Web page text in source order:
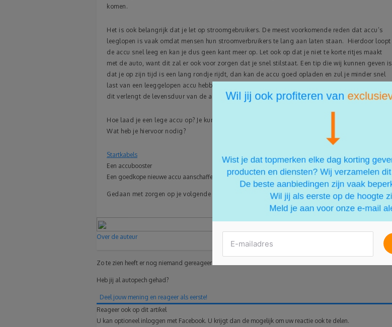
komen.
Het is ook belangrijk dat je let op stroomgebruikers. De meest voorkomende reden dat accu’s
leeglopen is vaak omdat mensen hun stroomverbruikers te lang aan laten staan. Hierdoor loopt
de accu snel leeg en kan je dus geen kant meer op. Let ook op dat je niet te korte ritjes maakt
met de auto, want dit zal er ook voor zorgen dat je snel stilstaat. Een tip die wij kunnen geven is
dat je op zijn tijd is een lang rondje rijdt, dan kan de accu goed opladen en zul je minder snel
last van een leeggelopen accu hebben. Ook zorgt dit ervoor dat het vocht uit de olie kwijt raakt,
dit verlengt de levensduur van de auto ook weer.
Hoe laad je een lege accu op? Je kunt op twee verschillende manieren een accu weer opladen.
Wat heb je hiervoor nodig?
Startkabels
Een accubooster
Een goedkope nieuwe accu aanschaffen
Gedaan met zorgen op je volgende roadtrip!
Over de auteur
Zo te zien heeft er nog niemand gereageerd.
Heb jij al autopech gehad?
Deel jouw mening en reageer als eerste!
Reageer ook op dit artikel
U kan optioneel inloggen met Facebook. U krijgt dan de mogelijk om uw reactie ook te delen.